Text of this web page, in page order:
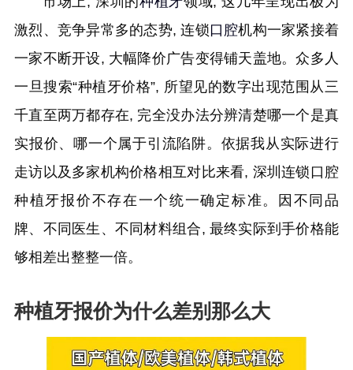
激烈、竞争异常多的态势, 连锁口腔机构一家紧接着
一家不断开设, 大幅降价广告变得铺天盖地。众多人
一旦搜索“种植牙价格”, 所望见的数字出现范围从三
千直至两万都存在, 完全没办法分辨清楚哪一个是真
实报价、哪一个属于引流陷阱。依据我从实际进行
走访以及多家机构价格相互对比来看, 深圳连锁口腔
种植牙报价不存在一个统一确定标准。因不同品
牌、不同医生、不同材料组合, 最终实际到手价格能
够相差出整整一倍。
种植牙报价为什么差别那么大